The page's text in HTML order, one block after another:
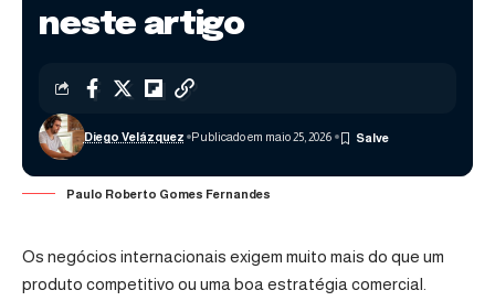
neste artigo
Diego Velázquez Publicado em maio 25, 2026
Paulo Roberto Gomes Fernandes
Os negócios internacionais exigem muito mais do que um
produto competitivo ou uma boa estratégia comercial.